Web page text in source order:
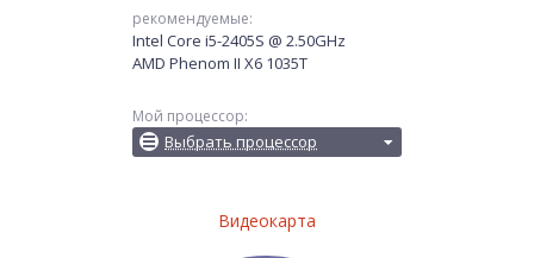
рекомендуемые:
Intel Core i5-2405S @ 2.50GHz
AMD Phenom II X6 1035T
Мой процессор:
Выбрать процессор
Видеокарта